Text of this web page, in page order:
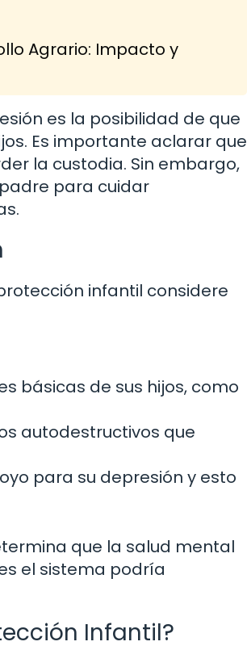
Agrario: Impacto y
es la posibilidad de que
Es importante aclarar que
la custodia. Sin embargo,
para cuidar
infantil considere
básicas de sus hijos, como
autodestructivos que
para su depresión y esto
que la salud mental
el sistema podría
Infantil?